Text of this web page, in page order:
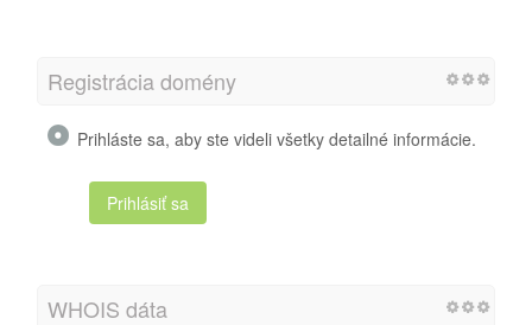
Registrácia domény
Prihláste sa, aby ste videli všetky detailné informácie.
Prihlásiť sa
WHOIS dáta